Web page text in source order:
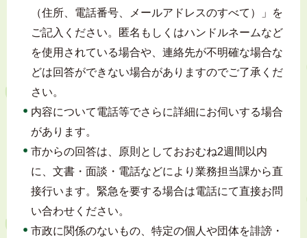
（住所、電話番号、メールアドレスのすべて）」を
ご記入ください。匿名もしくはハンドルネームなど
を使用されている場合や、連絡先が不明確な場合な
どは回答ができない場合がありますのでご了承くだ
さい。
内容について電話等でさらに詳細にお伺いする場合
があります。
市からの回答は、原則としておおむね2週間以内
に、文書・面談・電話などにより業務担当課から直
接行います。緊急を要する場合は電話にて直接お問
い合わせください。
市政に関係のないもの、特定の個人や団体を誹謗・